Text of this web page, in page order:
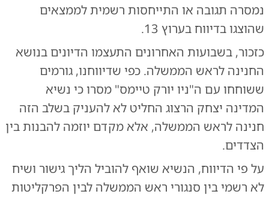
נמסרה תגובה או התייחסות רשמית לממצאים
שהוצגו בדיווח בערוץ 13.
כזכור, בשבועות האחרונים התעצמו הדיונים בנושא
החנינה לראש הממשלה. כפי שדיווחנו, גורמים
ששוחחו עם ה"ניו יורק טיימס" מסרו כי נשיא
המדינה יצחק הרצוג החליט לא להעניק בשלב הזה
חנינה לראש הממשלה, אלא מקדם יוזמה להבנות בין
הצדדים.
על פי הדיווח, הנשיא שואף להוביל הליך גישור ושיח
לא רשמי בין סנגורי ראש הממשלה לבין הפרקליטות